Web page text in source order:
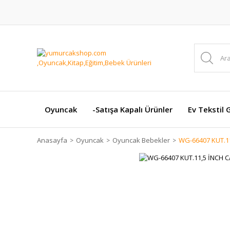
Oyuncak -Satışa Kapalı Ürünler Ev Tekstil
Anasayfa Oyuncak Oyuncak Bebekler WG-66407